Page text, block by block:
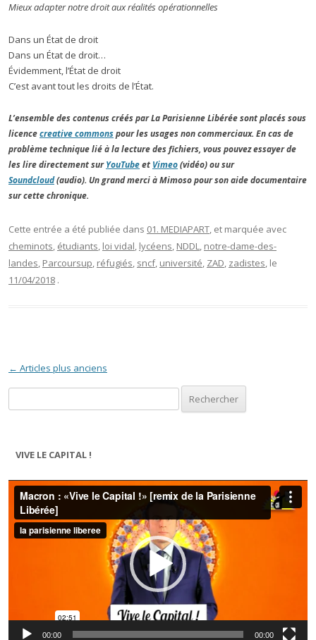
Mieux adapter notre droit aux réalités opérationnelles
Dans un État de droit
Dans un État de droit…
Évidemment, l’État de droit
C’est avant tout les droits de l’État.
L’ensemble des contenus créés par La Parisienne Libérée sont placés sous
licencecreative commonspour les usages non commerciaux. En cas de
problème technique lié à la lecture des fichiers, vous pouvez essayer de
les lire directement surYouTubeet Vimeo(vidéo) ou sur
Soundcloud(audio). Un grand merci à Mimoso pour son aide documentaire
sur cette chronique.
Cette entrée a été publiée dans 01. MEDIAPART, et marquée avec
cheminots, étudiants, loi vidal, lycéens, NDDL, notre-dame-des-
landes, Parcoursup, réfugiés, sncf, université, ZAD, zadistes, le
11/04/2018 .
Navigation des articles
← Articles plus anciens
VIVE LE CAPITAL !
Lecteur
vidéo
00:00 00:00